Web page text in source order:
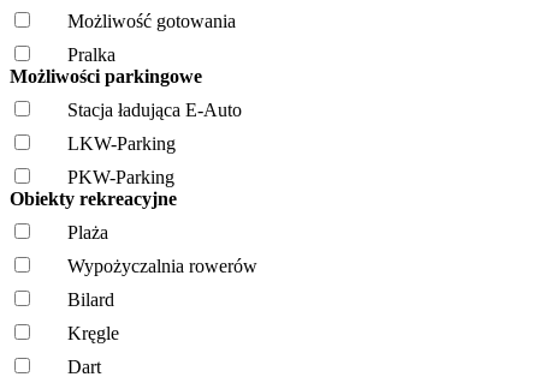
Możliwość gotowania
Pralka
Możliwości parkingowe
Stacja ładująca E-Auto
LKW-Parking
PKW-Parking
Obiekty rekreacyjne
Plaża
Wypożyczalnia rowerów
Bilard
Kręgle
Dart